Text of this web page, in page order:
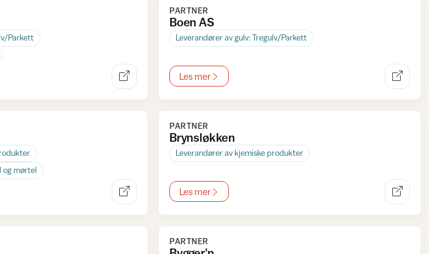
Parkett
PARTNER
Boen AS
Leverandører av gulv: Tregulv/Parkett
Les mer
og mørtel
PARTNER
Brynsløkken
Leverandører av kjemiske produkter
Les mer
PARTNER